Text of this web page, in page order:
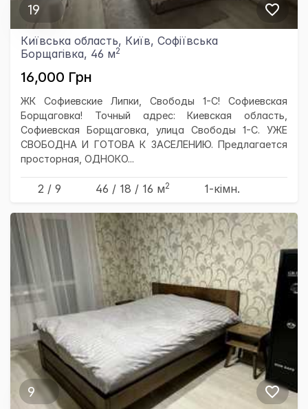
19
Київська область, Київ, Софіївська
Борщагівка, 46 м2
16,000 Грн
ЖК Софиевские Липки, Свободы 1-С! Софиевская
Борщаговка! Точный адрес: Киевская область,
Софиевская Борщаговка, улица Свободы 1-С. УЖЕ
СВОБОДНА И ГОТОВА К ЗАСЕЛЕНИЮ. Предлагается
просторная, ОДНОКО...
2 / 9 46 / 18 / 16 м2 1-кімн.
9